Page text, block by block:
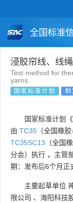
全国标准
国家标准
团体标准
浸胶帘线、线
Test method for
yarns
国家标准计划 制
国家标准计划
由 TC35 （全国橡
TC35SC13 （全国
分会）执行 ，主管
期：发布后6个月正
主要起草单位
限公司 、 海阳科技